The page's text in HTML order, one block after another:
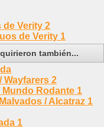
Verity 2
de Verity 1
también...
Wayfarers 2
Rodante 1
/ Alcatraz 1
1